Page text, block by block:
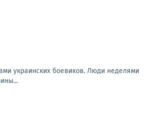
украинских боевиков. Люди неделями